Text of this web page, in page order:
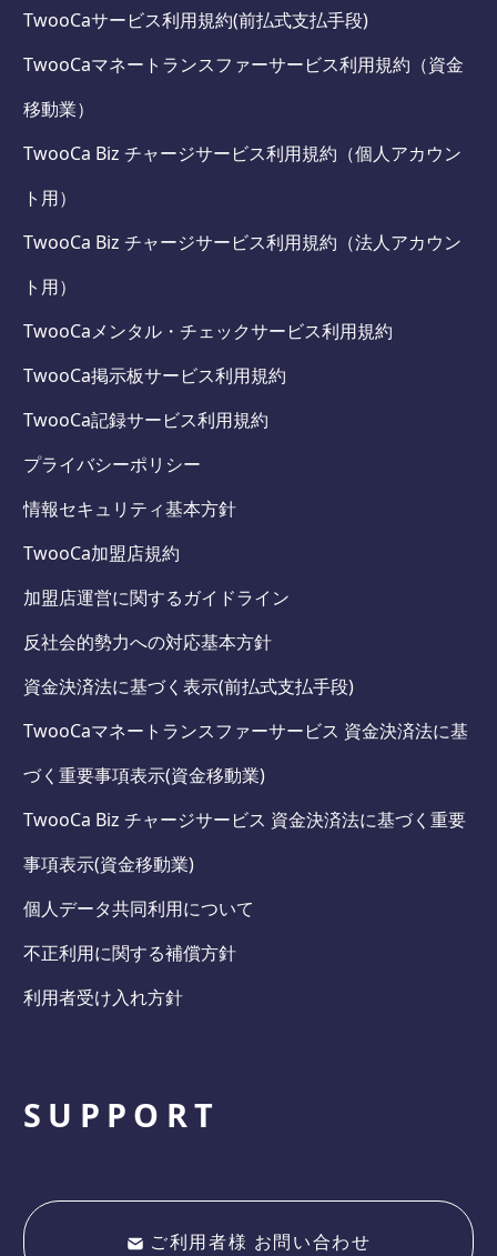
TwooCaサービス利用規約(前払式支払手段)
TwooCaマネートランスファーサービス利用規約（資金
移動業）
TwooCa Biz チャージサービス利用規約（個人アカウン
ト用）
TwooCa Biz チャージサービス利用規約（法人アカウン
ト用）
TwooCaメンタル・チェックサービス利用規約
TwooCa掲示板サービス利用規約
TwooCa記録サービス利用規約
プライバシーポリシー
情報セキュリティ基本方針
TwooCa加盟店規約
加盟店運営に関するガイドライン
反社会的勢力への対応基本方針
資金決済法に基づく表示(前払式支払手段)
TwooCaマネートランスファーサービス 資金決済法に基
づく重要事項表示(資金移動業)
TwooCa Biz チャージサービス 資金決済法に基づく重要
事項表示(資金移動業)
個人データ共同利用について
不正利用に関する補償方針
利用者受け入れ方針
SUPPORT
ご利用者様 お問い合わせ